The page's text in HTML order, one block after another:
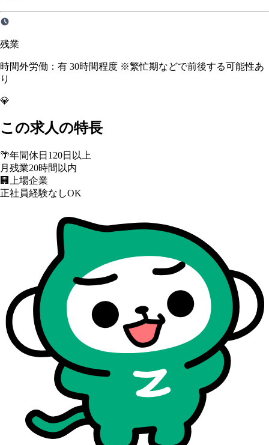
残業
時間外労働：有 30時間程度 ※繁忙期などで前後する可能性あ
り
💎
この求人の特長
🌴年間休日120日以上
月残業20時間以内
🏢
上場企業
正社員経験なしOK